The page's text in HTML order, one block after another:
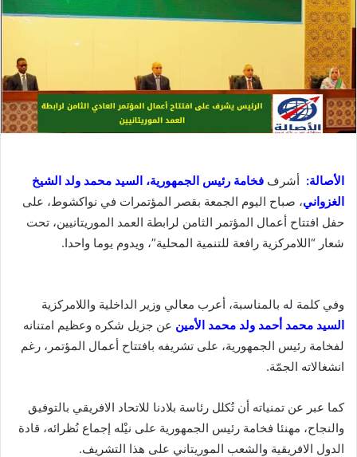
الأصالة: أشرف فخامة رئيس الجمهورية، السيد محمد ولد الشيخ
الغزواني، صباح اليوم الجمعة بقصر المؤتمرات في نواكشوط، على
حفل افتتاح أعمال المؤتمر الثامن لرابطة العمد الموريتانيين، تحت
شعار “اللامركزية رافعة للتنمية المحلية”، ويدوم يوما واحدا.
وفي كلمة له بالمناسبة، أعرب معالي وزير الداخلية واللامركزية
السيد محمد أحمد ولد محمد الأمين عن جزيل شكره وعظيم امتنانه
لفخامة رئيس الجمهورية، على تشريفه بافتتاح أعمال المؤتمر، رغم
انشغالاته الجمّة.
كما عبر عن تمنياته أن تُكلل رئاسة بلادنا للاتحاد الافريقي بالتوفيق
والنجاح، مهنئا فخامة رئيس الجمهورية على نيْله إجماع نُظرائه، قادة
الدول الافريقية والشعب الموريتاني على هذا التشريف.